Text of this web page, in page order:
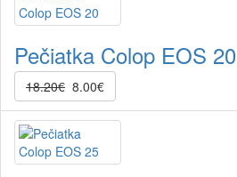
Pečiatka Colop EOS 20
18.20€ 8.00€